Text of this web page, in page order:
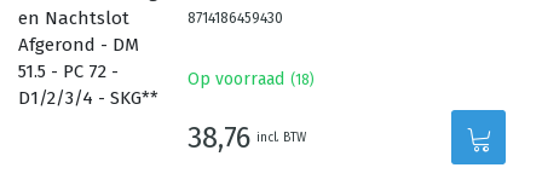
8714186459430
Op voorraad (18)
38,76 incl. BTW